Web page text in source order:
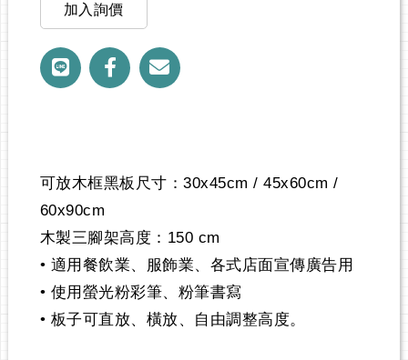
加入詢價
可放木框黑板尺寸：30x45cm / 45x60cm /
60x90cm
木製三腳架高度：150 cm
• 適用餐飲業、服飾業、各式店面宣傳廣告用
• 使用螢光粉彩筆、粉筆書寫
• 板子可直放、橫放、自由調整高度。